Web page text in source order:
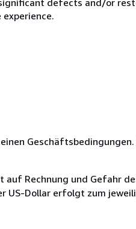
Rechnung und Gefahr
US-Dollar erfolgt zum